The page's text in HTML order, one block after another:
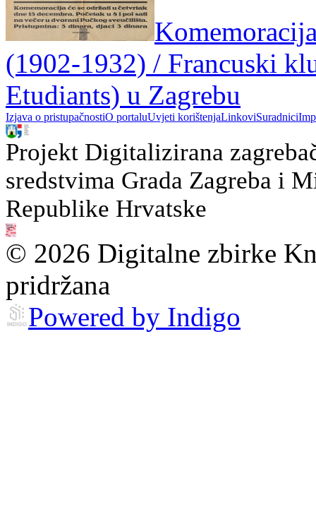
(1902-1932) / Francuski
Etudiants) u Zagrebu
Izjava o pristupačnostiO portaluUvjeti korištenjaLinkoviSuradnici
Projekt Digitalizirana
sredstvima Grada Zagreba i
Republike Hrvatske
© 2026 Digitalne zbirke
pridržana
Powered by Indigo